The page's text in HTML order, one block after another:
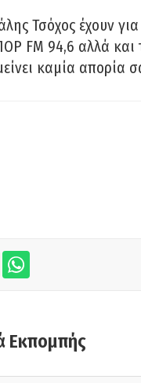
Τσόχος έχουν
FM 94,6 αλλά και
καμία απορία
Εκπομπής